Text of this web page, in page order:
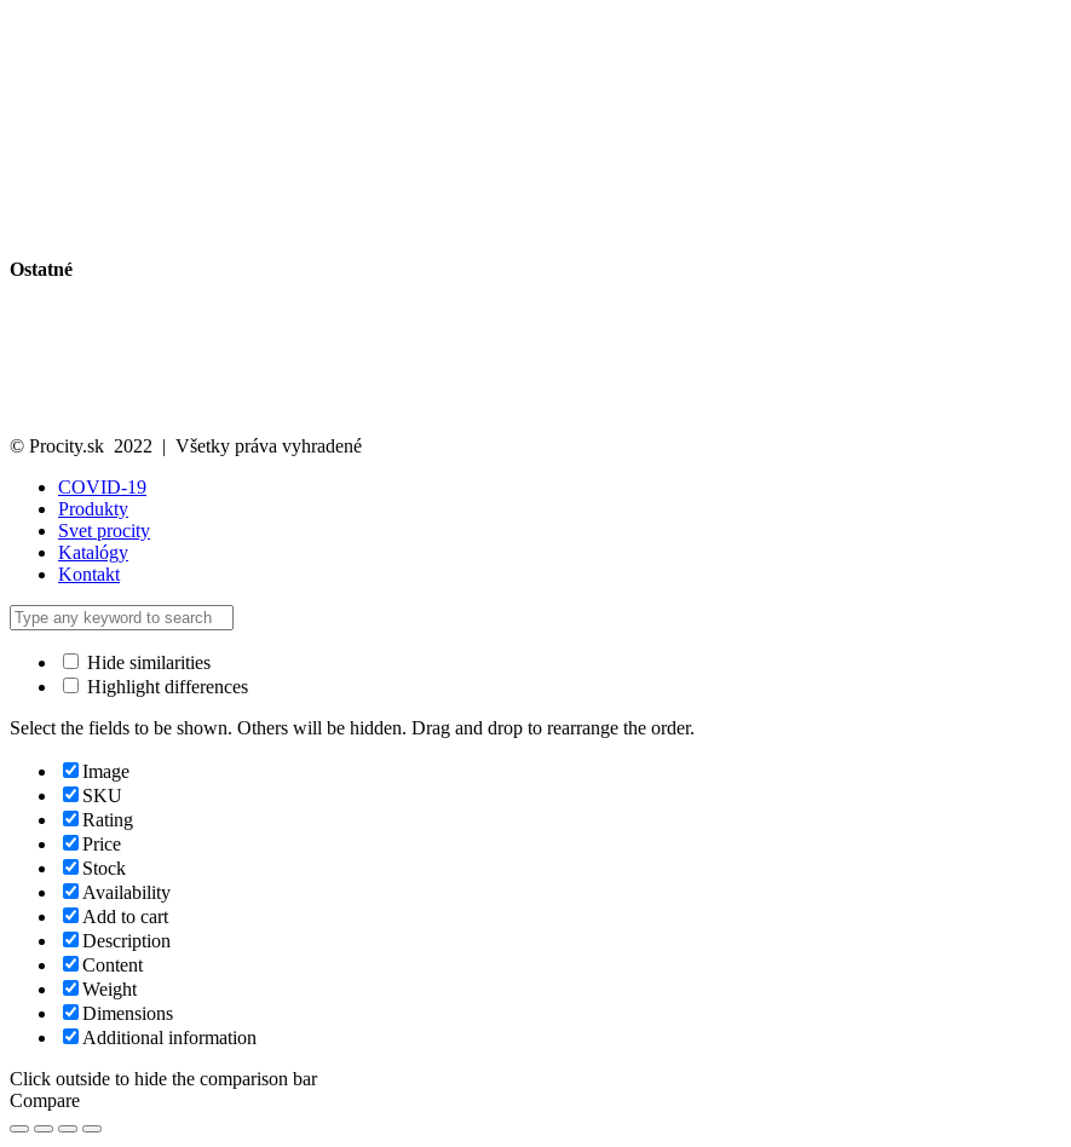
Ostatné
© Procity.sk 2022 | Všetky práva vyhradené
COVID-19
Produkty
Svet procity
Katalógy
Kontakt
Hide similarities
Highlight differences
Select the fields to be shown. Others will be hidden. Drag and drop to rearrange the order.
Image
SKU
Rating
Price
Stock
Availability
Add to cart
Description
Content
Weight
Dimensions
Additional information
Click outside to hide the comparison bar
Compare